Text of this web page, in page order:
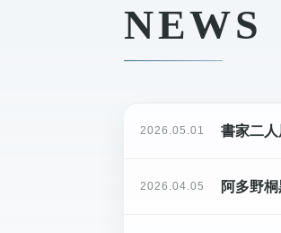
NEWS
2026.05.01 書家二人
2026.04.05 阿多野